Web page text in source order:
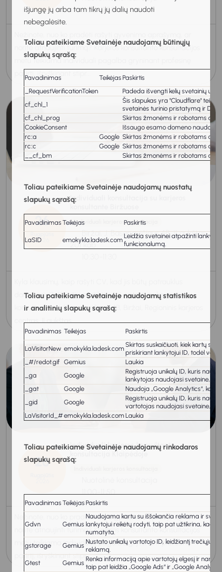
išjungę jų arba tam tikrų jų dalių naudoti
nebegalėsite.
Toliau pateikiame Svetainėje naudojamų būtinųjų
slapukų sąrašą:
Pavadinimas TeikėjasPaskirtis
_RequestVerificationToken
Padeda išvengti kelių svetainių
cf_chl_1
Šis slapukas yra "Cloudflare"
svetainės turinio pristatymą ir
cf_chl_prog
Skirtas žmonėms ir robotams
CookieConsent
Išsaugo esamo domeno
rc::a
Google Skirtas žmonėms ir robotams
rc::c
Google Skirtas žmonėms ir robotams
__cf_bm
Skirtas žmonėms ir robotams
Toliau pateikiame Svetainėje naudojamų nuostatų
slapukų sąrašą:
PavadinimasTeikėjas Paskirtis
LaSID emokykla.ladesk.com
Leidžia svetainei atpažinti
funkcionalumą.
Toliau pateikiame Svetainėje naudojamų statistikos
ir analitinių slapukų sąrašą:
Pavadinimas Teikėjas Paskirtis
LaVisitorNew emokykla.ladesk.com
Skirtas suskaičiuoti, kiek kartų
priskiriant lankytojui ID, todėl
_#/redot.gif Gemius
Laukia
_ga
Google
Registruoja unikalų ID, kuris
lankytojas naudojasi svetaine,
_gat
Google
Naudoja „Google Analytics“, kad
_gid
Google
Registruoja unikalų ID, kuris
vartotojas naudojasi svetaine,
LaVisitorId_#emokykla.ladesk.com Laukia
Toliau pateikiame Svetainėje naudojamų rinkodaros
slapukų sąrašą:
PavadinimasTeikėjasPaskirtis
Gdvn Gemius
Naudojama kartu su iššokančia reklama ir
lankytojui reikėtų rodyti, taip pat užtikrina, kad
numatyta.
gstorage
Gemius
Nustato unikalų vartotojo ID, leidžiantį trečiųjų
reklamą.
Gtest
Gemius
Renka informaciją apie vartotojų elgesį ir
taip pat leidžia „Google Ads“ ir „Google
11:00-11:50
norite atnaujinti turimą? Karjeros konsultanto konsultacijos
metu teikiama individuali pagalba gryninant profesinę
patirtį, išryškinant stipr...
26
Rugpjūtis
2026
Individuali konsultacija su karjeros
konsultante Biržuose
Individuali karjeros konsultacija
Biržai, J. Basanavičiaus 4B, II aukštas
201 kab.
darbdaviui? Kviečiu susitikti ir tai aptarti su karjeros
konsultante J. Basanavičiaus 4B, Biržai, Regioninis karjeros
centras, II aukštas...
26
Individuali karjeros konsultanto
konsultacija Klaipėdoje
11:00-11:50
Nežinote, nuo ko pradėti rašyti gyvenimo aprašymą, ar
norite atnaujinti turimą? Karjeros konsultanto konsultacijos
metu teikiama individuali pagalba gryninant profesinę
patirtį, išryškinant stipr...